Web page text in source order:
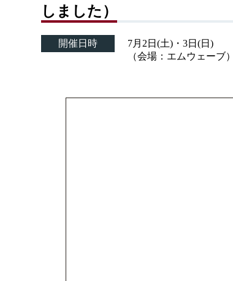
しました）
開催日時
7月2日(土)・3日(日)
（会場：エムウェーブ